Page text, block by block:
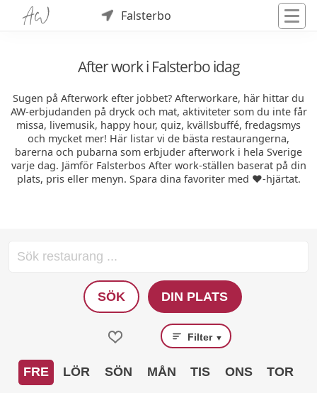
Falsterbo
After work i Falsterbo idag
Sugen på Afterwork efter jobbet? Afterworkare, här hittar du
AW-erbjudanden på dryck och mat, aktiviteter som du inte får
missa, livemusik, happy hour, quiz, kvällsbuffé, fredagsmys
och mycket mer! Här listar vi de bästa restaurangerna,
barerna och pubarna som erbjuder afterwork i hela Sverige
varje dag. Jämför Falsterbos After work-ställen baserat på din
plats, pris eller menyn. Spara dina favoriter med ❤️-hjärtat.
SÖK DIN PLATS
Filter ▼
FRE LÖR SÖN MÅN TIS ONS TOR